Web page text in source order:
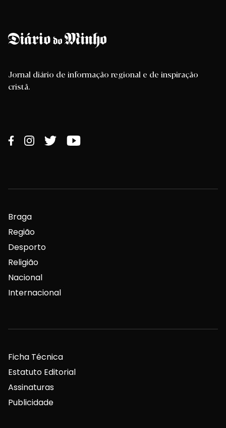
Jornal diário de informação regional e de inspiração
cristã.
Braga
Região
Desporto
Religião
Nacional
Internacional
Ficha Técnica
Estatuto Editorial
Assinaturas
Publicidade